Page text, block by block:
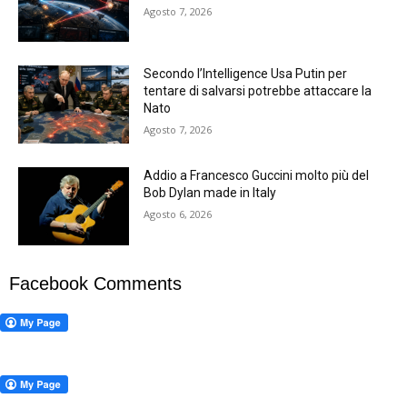
Agosto 7, 2026
Secondo l’Intelligence Usa Putin per
tentare di salvarsi potrebbe attaccare la
Nato
Agosto 7, 2026
Addio a Francesco Guccini molto più del
Bob Dylan made in Italy
Agosto 6, 2026
Facebook Comments